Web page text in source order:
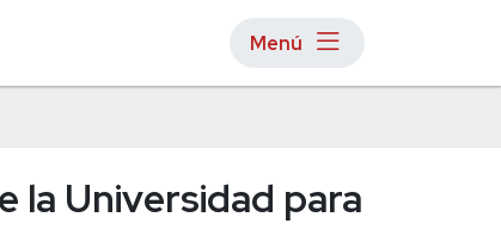
Menú
la Universidad para